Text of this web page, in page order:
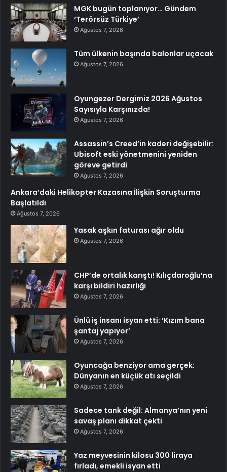
MGK bugün toplanıyor… Gündem
‘Terörsüz Türkiye’
Ağustos 7, 2026
Tüm ülkenin başında balonlar uçacak
Ağustos 7, 2026
Oyungezer Dergimiz 2026 Ağustos
Sayısıyla Karşınızda!
Ağustos 7, 2026
Assassin’s Creed’in kaderi değişebilir:
Ubisoft eski yönetmenini yeniden
göreve getirdi
Ağustos 7, 2026
Ankara’daki Helikopter Kazasına İlişkin Soruşturma
Başlatıldı
Ağustos 7, 2026
Yasak aşkın faturası ağır oldu
Ağustos 7, 2026
CHP’de ortalık karıştı! Kılıçdaroğlu’na
karşı bildiri hazırlığı
Ağustos 7, 2026
Ünlü iş insanı isyan etti: ‘Kızım bana
şantaj yapıyor’
Ağustos 7, 2026
Oyuncağa benziyor ama gerçek:
Dünyanın en küçük atı seçildi
Ağustos 7, 2026
Sadece tank değil: Almanya’nın yeni
savaş planı dikkat çekti
Ağustos 7, 2026
Yaz meyvesinin kilosu 300 liraya
fırladı, emekli isyan etti